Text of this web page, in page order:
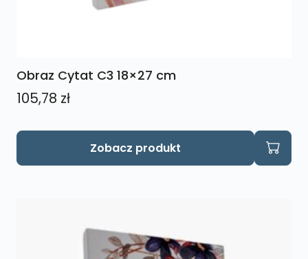
Obraz Cytat C3 18×27 cm
105,78 zł
Zobacz produkt